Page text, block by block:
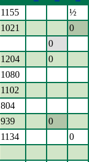
1155
½
1021
0
0
1204
0
1080
1102
804
939
0
1134
0